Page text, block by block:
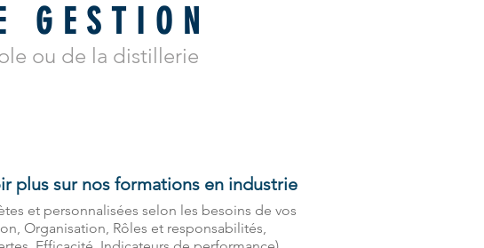
GESTION
ou de la distillerie
plus sur nos formations en industrie
et personnalisées selon les besoins de vos
Organisation, Rôles et responsabilités,